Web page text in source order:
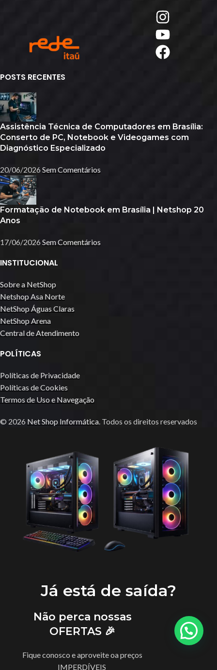
POSTS RECENTES
Assistência Técnica de Computadores em Brasília:
Conserto de PC, Notebook e Videogames com
Diagnóstico Especializado
20/06/2026 Sem Comentários
Formatação de Notebook em Brasília | Netshop 20
Anos
17/06/2026 Sem Comentários
INSTITUCIONAL
Sobre a NetShop
Netshop Asa Norte
NetShop Águas Claras
NetShop Arena
Central de Atendimento
POLÍTICAS
Políticas de Privacidade
Políticas de Cookies
Termos de Uso e Navegação
© 2026 Net Shop Informática. Todos os direitos reservados
Já está de saída?
Não perca nossas
OFERTAS 🎉
Fique conosco e aproveite oa preços
IMPERDÍVEIS